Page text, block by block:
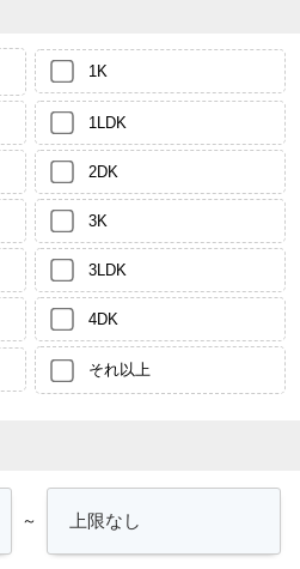
1K
1LDK
2DK
3K
3LDK
4DK
それ以上
～